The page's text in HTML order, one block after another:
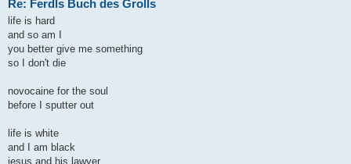
Re: Ferdls Buch des Grolls
life is hard
and so am I
you better give me something
so I don't die
novocaine for the soul
before I sputter out
life is white
and I am black
jesus and his lawyer